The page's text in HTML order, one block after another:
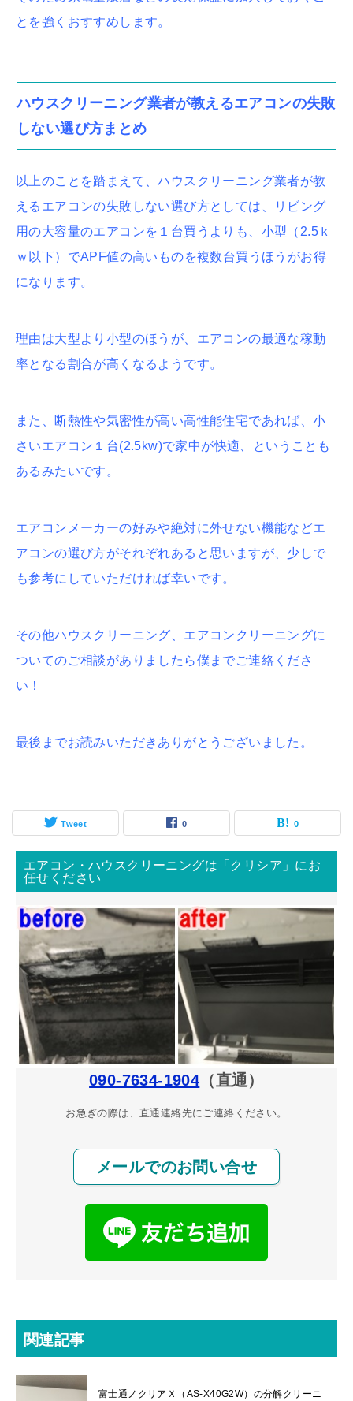
とを強くおすすめします。
ハウスクリーニング業者が教えるエアコンの失敗
しない選び方まとめ
以 上のことを踏まえて、ハウスクリーニング業者が教
えるエアコンの失敗しない選び方としては、リビング
用の大容量のエアコンを１台買うよりも、小型（2.5ｋ
ｗ以下）でAPF値の高いものを複数台買うほうがお得
になります。
理由は大型より小型のほうが、エアコンの最適な稼動
率となる割合が高くなるようです。
また、断熱性や気密性が高い高性能住宅であれば、小
さいエアコン１台(2.5kw)で家中が快適、ということも
あるみたいです。
エアコンメーカーの好みや絶対に外せない機能などエ
アコンの選び方がそれぞれあると思いますが、少しで
も参考にしていただければ幸いです。
その他ハウスクリーニング、エアコンクリーニングに
ついてのご相談がありましたら僕までご連絡くださ
い！
最後までお読みいただきありがとうございました。
Tweet 0 0
エアコン・ハウスクリーニングは「クリシア」にお
任せください
090-7634-1904 （直通）
お急ぎの際は、直通連絡先にご連絡ください。
メールでのお問い合せ
関連記事
富士通ノクリアＸ（AS-X40G2W）の分解クリーニ